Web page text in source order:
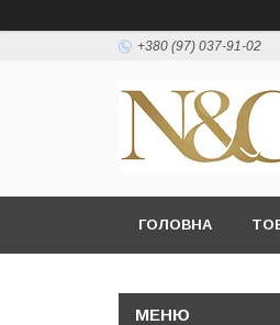
+380 (97) 037-91-02
ГОЛОВНА